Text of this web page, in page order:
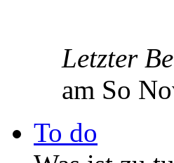
Letzter
am So
To do